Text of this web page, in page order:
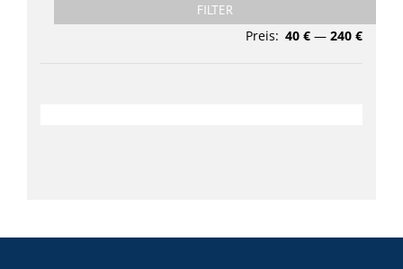
Preis
Preis
FILTER
Preis: 40 € — 240 €